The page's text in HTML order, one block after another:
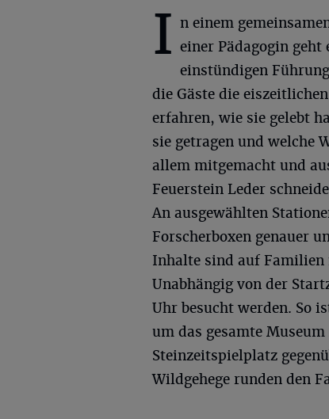
I n einem
einer Pädagogin geht
einstündigen
die Gäste die
erfahren, wie sie gelebt
sie getragen und welche
allem mitgemacht und
Feuerstein Leder
An ausgewählten
Forscherboxen genauer
Inhalte sind auf Familien
Unabhängig von der
Uhr besucht werden. So
um das gesamte
Steinzeitspielplatz
Wildgehege runden den